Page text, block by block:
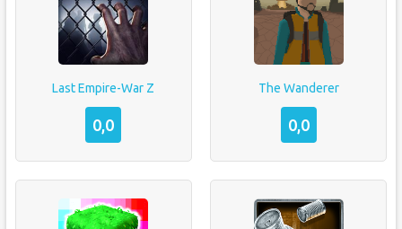
Last Empire-War Z
0,0
The Wanderer
0,0